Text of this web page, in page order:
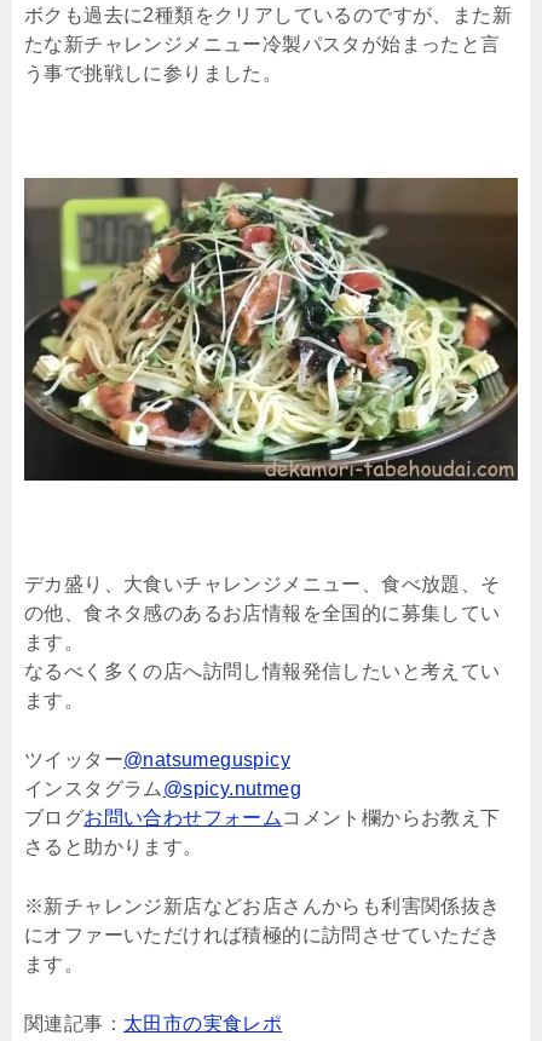
ボクも過去に2種類をクリアしているのですが、また新
たな新チャレンジメニュー冷製パスタが始まったと言
う事で挑戦しに参りました。
デカ盛り、大食いチャレンジメニュー、食べ放題、そ
の他、食ネタ感のあるお店情報を全国的に募集してい
ます。
なるべく多くの店へ訪問し情報発信したいと考えてい
ます。
ツイッター@natsumeguspicy
インスタグラム @spicy.nutmeg
ブログお問い合わせフォーム コメント欄からお教え下
さると助かります。
※新チャレンジ新店などお店さんからも利害関係抜き
にオファーいただければ積極的に訪問させていただき
ます。
関連記事： 太田市の実食レポ